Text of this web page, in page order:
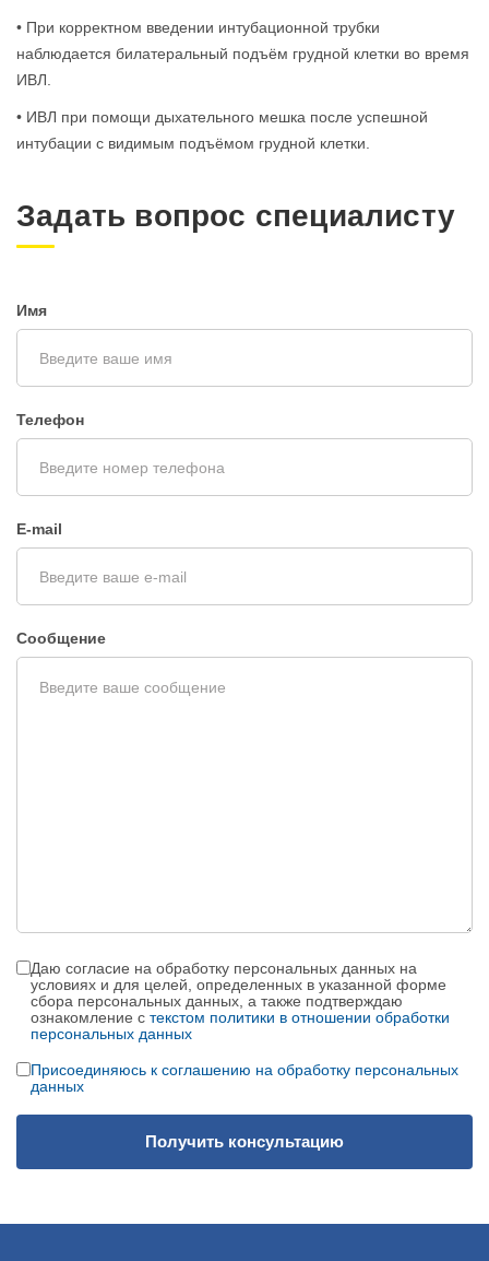
• При корректном введении интубационной трубки
наблюдается билатеральный подъём грудной клетки во время
ИВЛ.
• ИВЛ при помощи дыхательного мешка после успешной
интубации с видимым подъёмом грудной клетки.
Задать вопрос специалисту
Имя
Телефон
E-mail
Сообщение
Политика
конфиденциальности
Даю согласие на обработку персональных данных на
условиях и для целей, определенных в указанной форме
сбора персональных данных, а также подтверждаю
ознакомление с текстом политики в отношении обработки
персональных данных
Персональные
данные
Присоединяюсь к соглашению на обработку персональных
данных